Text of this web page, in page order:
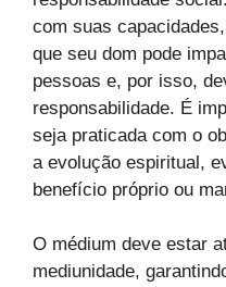
com suas
que seu dom pode
pessoas e, por isso,
responsabilidade. É
seja praticada com o
a evolução espiritual,
benefício próprio ou
O médium deve estar
mediunidade,